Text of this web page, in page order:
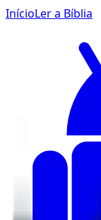
InícioLer a Bíblia